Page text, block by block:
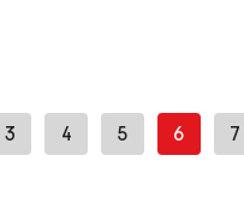
3 4 5 6 7